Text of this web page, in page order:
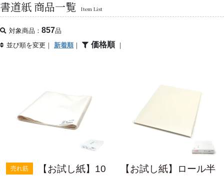
書道紙 商品一覧 Item List
対象商品： 857品
並び順を変更｜ 新着順｜ 価格順 ｜
売れ筋
【お試し紙】10
【お試し紙】ロール半